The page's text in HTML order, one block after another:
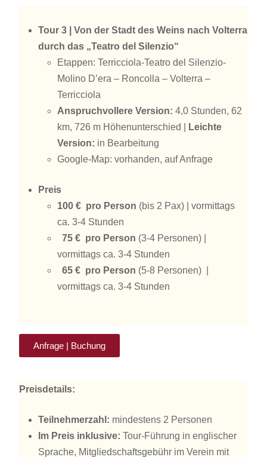
Tour 3 | Von der Stadt des Weins nach Volterra
durch das „Teatro del Silenzio“
Etappen: Terricciola-Teatro del Silenzio-
Molino D’era – Roncolla – Volterra –
Terricciola
Anspruchvollere Version:4,0 Stunden, 62
km, 726 m Höhenunterschied |
Leichte
Version: in Bearbeitung
Google-Map: vorhanden, auf Anfrage
Preis
100 € pro Person (bis 2 Pax) | vormittags
ca. 3-4 Stunden
75 € pro Person (3-4 Personen) |
vormittags ca. 3-4 Stunden
65 € pro Person (5-8 Personen) |
vormittags ca. 3-4 Stunden
Anfrage | Buchung
Preisdetails:
Teilnehmerzahl: mindestens 2 Personen
Im Preis inklusive: Tour-Führung in englischer
Sprache, Mitgliedschaftsgebühr im Verein mit